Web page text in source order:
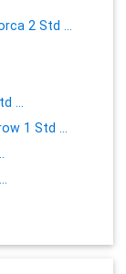
2 Std ...
...
1 Std ...